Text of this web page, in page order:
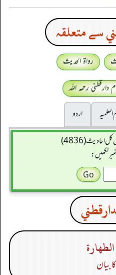
سے متعلقہ
رواۃ الحدیث
رحمہ اللہ
العلمیہ
اردو
احادیث (4836)
لکھیں:
بیان